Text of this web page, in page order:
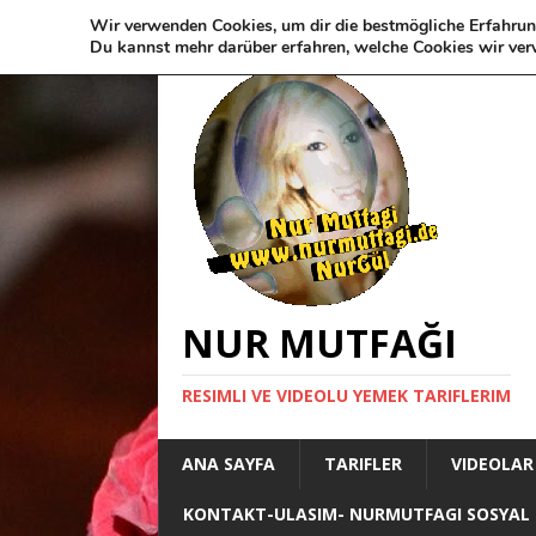
NUR MUTFAĞI
RESIMLI VE VIDEOLU YEMEK TARIFLERIM
ANA SAYFA TARIFLER VIDEOLAR
KONTAKT-ULASIM- NURMUTFAGI SOSYAL
Wir verwenden Cookies, um dir die bestmögliche
Du kannst mehr darüber erfahren, welche Cookies wir